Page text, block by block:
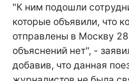
"К ним подошли
которые объявили, что
отправлены в Москву
объяснений нет", -
добавив, что данная